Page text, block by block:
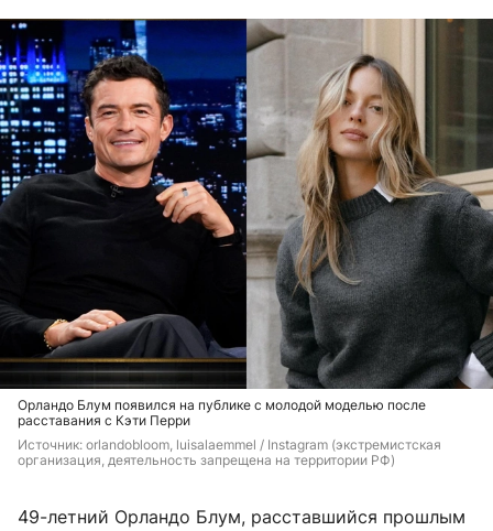
Орландо Блум появился на публике с молодой моделью после
расставания с Кэти Перри
Источник: orlandobloom, luisalaemmel / Instagram (экстремистская
организация, деятельность запрещена на территории РФ)
49-летний Орландо Блум, расставшийся прошлым